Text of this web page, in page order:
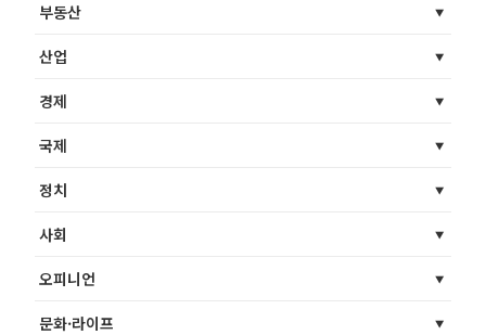
부동산
산업
경제
국제
정치
사회
오피니언
문화·라이프